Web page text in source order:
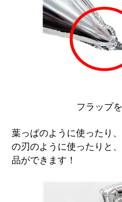
フラップ
葉っぱのように使ったり
の刃のように使ったりと
品ができます！